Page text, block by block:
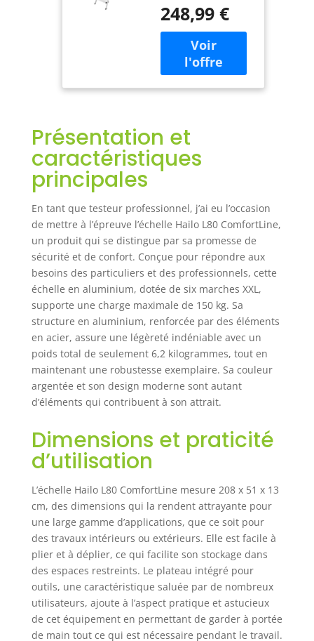
maximale : 150
kg - Surface
d'appui
profonde -
Échelle avec
étagère -
fabriquée en
plate-forme en
acier galvanisé
avec nervures
antidérapantes,
norme EN 131,
charge maximale :
articulaire
brevetée Grandes
marches pour plus
profondes en
aluminium de 13
cm avec nervures
antidérapantes et
pieds
antidérapants
pour un maintien
sûr, pieds
interchangeables
Hailo EasyClix
vendus
séparément Bac de
rangement et
boucle pour seau :
accessoires de
boucle du seau a
une fermeture
rapide à clic pour
une fixation sûre
des seaux et des
enrouleur de câble
HAILO QUALITÉ :
notre marque est
le point rouge
HAILO. Derrière
cela se trouve une
248,99 €
Présentation et
caractéristiques
principales
En tant que testeur professionnel, j’ai eu l’occasion
de mettre à l’épreuve l’échelle Hailo L80 ComfortLine,
un produit qui se distingue par sa promesse de
sécurité et de confort. Conçue pour répondre aux
besoins des particuliers et des professionnels, cette
échelle en aluminium, dotée de six marches XXL,
supporte une charge maximale de 150 kg. Sa
structure en aluminium, renforcée par des éléments
en acier, assure une légèreté indéniable avec un
poids total de seulement 6,2 kilogrammes, tout en
maintenant une robustesse exemplaire. Sa couleur
argentée et son design moderne sont autant
d’éléments qui contribuent à son attrait.
Dimensions et praticité
d’utilisation
L’échelle Hailo L80 ComfortLine mesure 208 x 51 x 13
cm, des dimensions qui la rendent attrayante pour
une large gamme d’applications, que ce soit pour
des travaux intérieurs ou extérieurs. Elle est facile à
plier et à déplier, ce qui facilite son stockage dans
des espaces restreints. Le plateau intégré pour
outils, une caractéristique saluée par de nombreux
utilisateurs, ajoute à l’aspect pratique et astucieux
de cet équipement en permettant de garder à portée
de main tout ce qui est nécessaire pendant le travail.